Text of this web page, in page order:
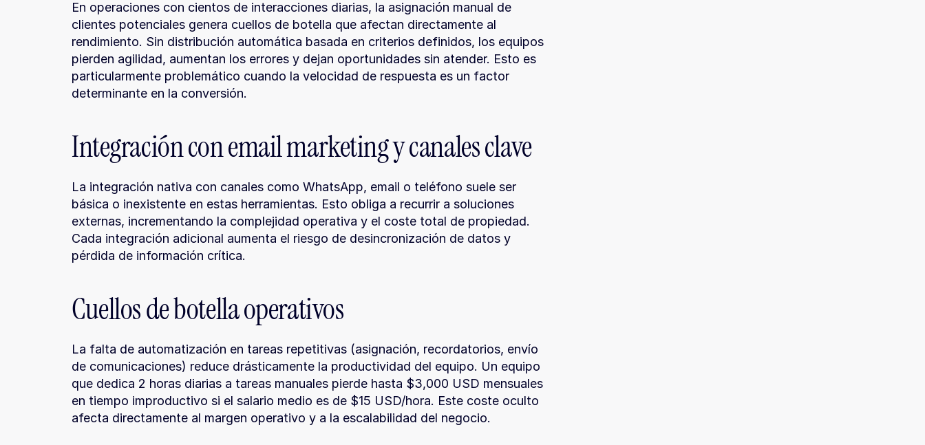
En operaciones con cientos de interacciones diarias, la asignación manual de
clientes potenciales genera cuellos de botella que afectan directamente al
rendimiento. Sin distribución automática basada en criterios definidos, los equipos
pierden agilidad, aumentan los errores y dejan oportunidades sin atender. Esto es
particularmente problemático cuando la velocidad de respuesta es un factor
determinante en la conversión.
Integración con email marketing y canales clave
La integración nativa con canales como WhatsApp, email o teléfono suele ser
básica o inexistente en estas herramientas. Esto obliga a recurrir a soluciones
externas, incrementando la complejidad operativa y el coste total de propiedad.
Cada integración adicional aumenta el riesgo de desincronización de datos y
pérdida de información crítica.
Cuellos de botella operativos
La falta de automatización en tareas repetitivas (asignación, recordatorios, envío
de comunicaciones) reduce drásticamente la productividad del equipo. Un equipo
que dedica 2 horas diarias a tareas manuales pierde hasta $3,000 USD mensuales
en tiempo improductivo si el salario medio es de $15 USD/hora. Este coste oculto
afecta directamente al margen operativo y a la escalabilidad del negocio.